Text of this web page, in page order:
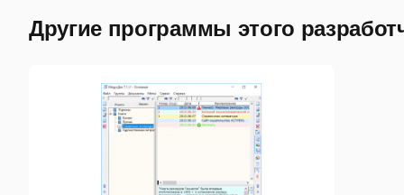
Другие программы этого